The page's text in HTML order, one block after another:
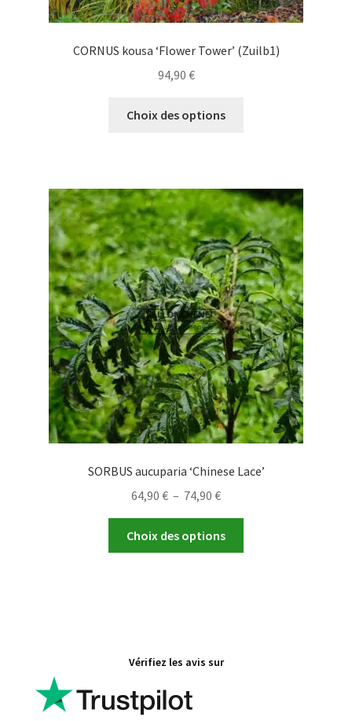
CORNUS kousa ‘Flower Tower’ (Zuilb1)
94,90 €
Choix des options
Les
options
peuvent
être
choisies
sur
la
page
du
produit
SORBUS aucuparia ‘Chinese Lace’
64,90 € – 74,90 €Plage
prix :
64,90 €
Choix des options
Vérifiez les avis sur